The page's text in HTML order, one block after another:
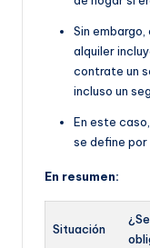
Sin
alquiler
contrate un
incluso un
En este
se define
En resumen:
Situación